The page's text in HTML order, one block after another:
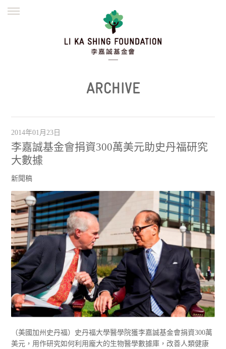
繁體
ARCHIVE
2014年01月23日
李嘉誠基金會捐資300萬美元助史丹福研究
大數據
新聞稿
（美國加州史丹福）史丹福大學醫學院獲李嘉誠基金會捐資300萬
美元，用作研究如何利用龐大的生物醫學數據庫，改善人類健康